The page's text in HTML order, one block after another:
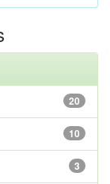
20
10
3